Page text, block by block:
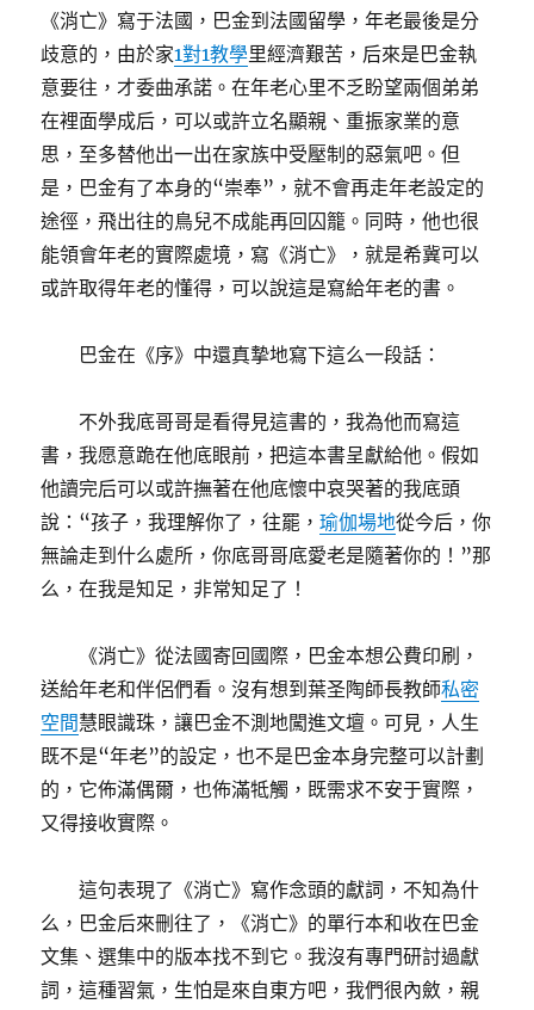
《消亡》寫于法國，巴金到法國留學，年老最後是分
歧意的，由於家1對1教學里經濟艱苦，后來是巴金執
意要往，才委曲承諾。在年老心里不乏盼望兩個弟弟
在裡面學成后，可以或許立名顯親、重振家業的意
思，至多替他出一出在家族中受壓制的惡氣吧。但
是，巴金有了本身的“崇奉”，就不會再走年老設定的
途徑，飛出往的鳥兒不成能再回囚籠。同時，他也很
能領會年老的實際處境，寫《消亡》，就是希冀可以
或許取得年老的懂得，可以說這是寫給年老的書。
巴金在《序》中還真摯地寫下這么一段話：
不外我底哥哥是看得見這書的，我為他而寫這
書，我愿意跪在他底眼前，把這本書呈獻給他。假如
他讀完后可以或許撫著在他底懷中哀哭著的我底頭
說：“孩子，我理解你了，往罷，瑜伽場地從今后，你
無論走到什么處所，你底哥哥底愛老是隨著你的！”那
么，在我是知足，非常知足了！
《消亡》從法國寄回國際，巴金本想公費印刷，
送給年老和伴侶們看。沒有想到葉圣陶師長教師私密
空間慧眼識珠，讓巴金不測地闖進文壇。可見，人生
既不是“年老”的設定，也不是巴金本身完整可以計劃
的，它佈滿偶爾，也佈滿牴觸，既需求不安于實際，
又得接收實際。
這句表現了《消亡》寫作念頭的獻詞，不知為什
么，巴金后來刪往了，《消亡》的單行本和收在巴金
文集、選集中的版本找不到它。我沒有專門研討過獻
詞，這種習氣，生怕是來自東方吧，我們很內斂，親